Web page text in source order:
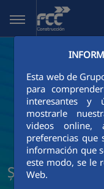
Skip to Main Content
Esta web de
para
interesantes y
mostrarle
videos online,
preferencias que
información que
este modo, se le
Web.
Știri și